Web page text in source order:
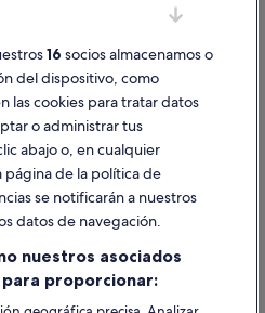
denunciar contenido
un alquiler vacacional
16 socios almacenamos o
del dispositivo, como
las cookies para tratar datos
o administrar tus
abajo o, en cualquier
página de la política de
se notificarán a nuestros
datos de navegación.
nuestros asociados
proporcionar: